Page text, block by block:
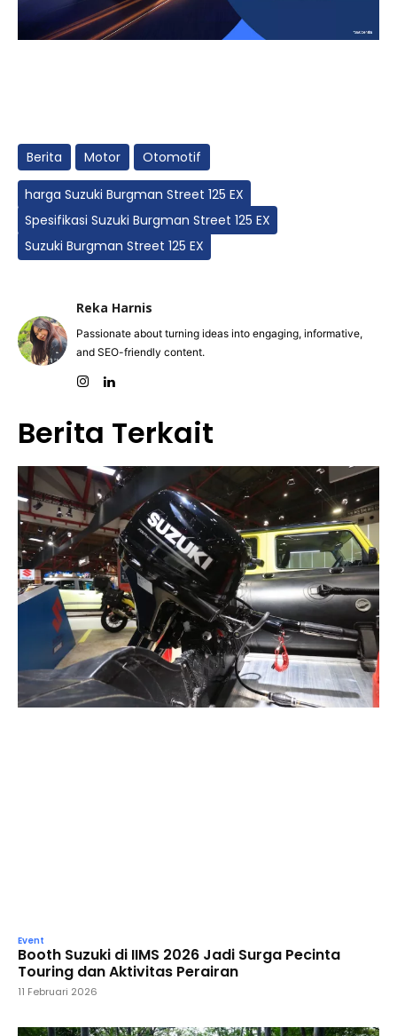
Berita Motor Otomotif
harga Suzuki Burgman Street 125 EX
Spesifikasi Suzuki Burgman Street 125 EX
Suzuki Burgman Street 125 EX
Reka Harnis
Passionate about turning ideas into engaging, informative,
and SEO-friendly content.
Berita Terkait
Event
Booth Suzuki di IIMS 2026 Jadi Surga Pecinta
Touring dan Aktivitas Perairan
11 Februari 2026